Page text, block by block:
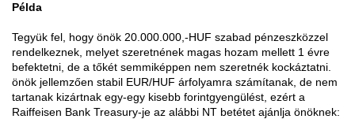
Példa
Tegyük fel, hogy önök 20.000.000,-HUF szabad pénzeszközzel
rendelkeznek, melyet szeretnének magas hozam mellett 1 évre
befektetni, de a tőkét semmiképpen nem szeretnék kockáztatni.
önök jellemzően stabil EUR/HUF árfolyamra számítanak, de nem
tartanak kizártnak egy-egy kisebb forintgyengülést, ezért a
Raiffeisen Bank Treasury-je az alábbi NT betétet ajánlja önöknek: